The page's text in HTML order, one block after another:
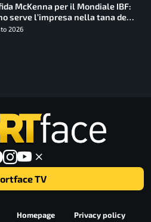
McKenna per il Mondiale IBF:
serve l’impresa nella tana del
2026
TV
Homepage Privacy policy